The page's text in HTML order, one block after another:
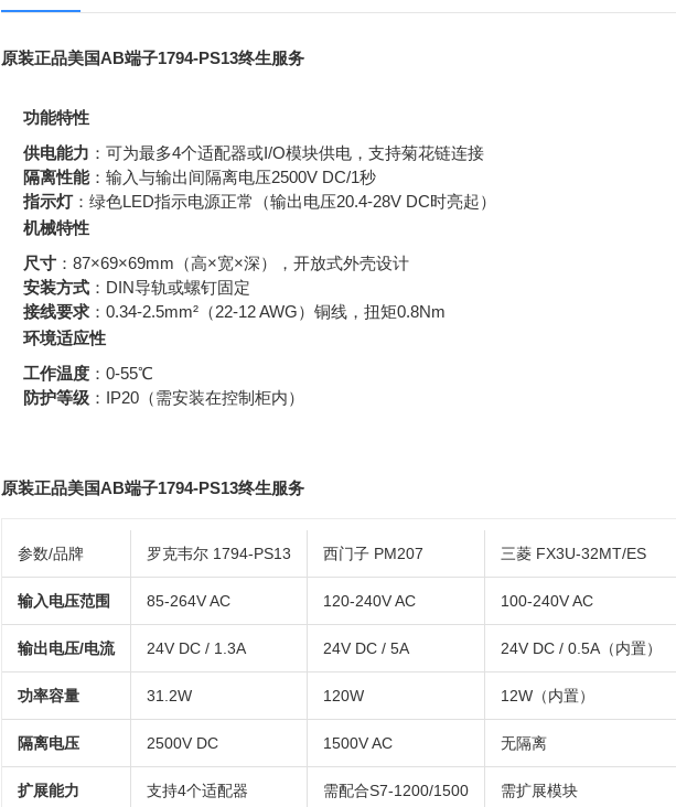
原装正品美国AB端子1794-PS13终生服务
功能特性
供电能力 ：可为最多4个适配器或I/O模块供电，支持菊花链连接
隔离性能：输入与输出间隔离电压2500V DC/1秒
指示灯：绿色LED指示电源正常（输出电压20.4-28V DC时亮起）
机械特性
尺寸 ：87×69×69mm（高×宽×深），开放式外壳设计
安装方式 ：DIN导轨或螺钉固定
接线要求 ：0.34-2.5mm²（22-12 AWG）铜线，扭矩0.8Nm
环境适应性
工作温度 ：0-55℃
防护等级 ：IP20（需安装在控制柜内）
原装正品美国AB端子1794-PS13终生服务
参数/品牌 罗克韦尔 1794-PS13 西门子 PM207 三菱 FX3U-32MT/ES
输入电压范围 85-264V AC 120-240V AC 100-240V AC
输出电压/电流 24V DC / 1.3A 24V DC / 5A 24V DC / 0.5A（内置）
功率容量 31.2W 120W 12W（内置）
隔离电压 2500V DC 1500V AC 无隔离
扩展能力 支持4个适配器 需配合S7-1200/1500 需扩展模块